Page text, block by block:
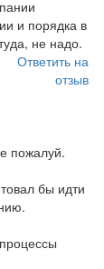
и порядка в
не надо.
Ответить на
отзыв
пожалуй.
бы идти